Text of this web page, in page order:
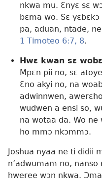
nkwa mu. Ɛnyɛ sɛ
bɛma wo. Sɛ
pa, aduan, ntade,
1 Timoteo 6:7, 8.
Hwɛ kwan sɛ
Mpɛn pii no, sɛ
Ɛno akyi no, na
adwinnwen,
wudwen a ensi so,
na wotaa da. Wo ne
ho mmɔ nkɔmmɔ.
Joshua nyaa ne ti didii
n’adwumam no, nanso
hweree wɔn nkwa.